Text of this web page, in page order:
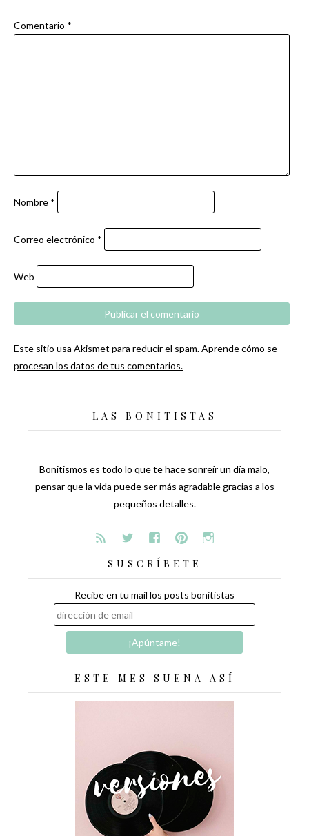
Comentario *
Nombre *
Correo electrónico *
Web
Este sitio usa Akismet para reducir el spam.Aprende cómo se
procesan los datos de tus comentarios.
LAS BONITISTAS
Bonitismos es todo lo que te hace sonreír un día malo,
pensar que la vida puede ser más agradable gracias a los
pequeños detalles.
SUSCRÍBETE
Recibe en tu mail los posts bonitistas
ESTE MES SUENA ASÍ